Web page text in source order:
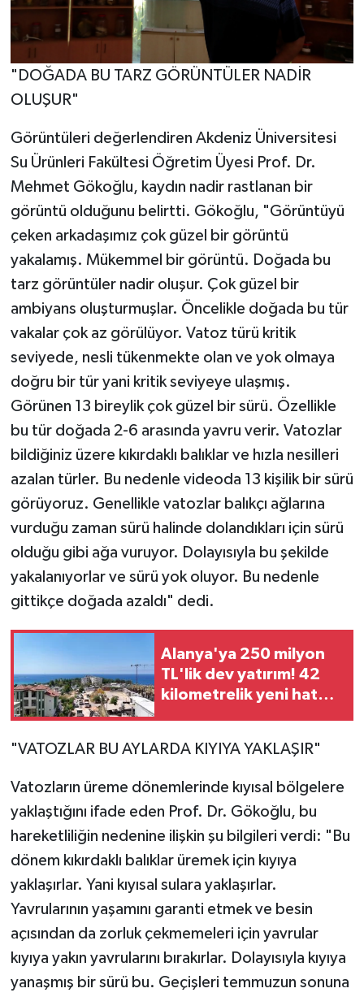
"DOĞADA BU TARZ GÖRÜNTÜLER NADİR
OLUŞUR"
Görüntüleri değerlendiren Akdeniz Üniversitesi
Su Ürünleri Fakültesi Öğretim Üyesi Prof. Dr.
Mehmet Gökoğlu, kaydın nadir rastlanan bir
görüntü olduğunu belirtti. Gökoğlu, "Görüntüyü
çeken arkadaşımız çok güzel bir görüntü
yakalamış. Mükemmel bir görüntü. Doğada bu
tarz görüntüler nadir oluşur. Çok güzel bir
ambiyans oluşturmuşlar. Öncelikle doğada bu tür
vakalar çok az görülüyor. Vatoz türü kritik
seviyede, nesli tükenmekte olan ve yok olmaya
doğru bir tür yani kritik seviyeye ulaşmış.
Görünen 13 bireylik çok güzel bir sürü. Özellikle
bu tür doğada 2-6 arasında yavru verir. Vatozlar
bildiğiniz üzere kıkırdaklı balıklar ve hızla nesilleri
azalan türler. Bu nedenle videoda 13 kişilik bir sürü
görüyoruz. Genellikle vatozlar balıkçı ağlarına
vurduğu zaman sürü halinde dolandıkları için sürü
olduğu gibi ağa vuruyor. Dolayısıyla bu şekilde
yakalanıyorlar ve sürü yok oluyor. Bu nedenle
gittikçe doğada azaldı" dedi.
Alanya'ya 250 milyon
TL'lik dev yatırım! 42
kilometrelik yeni hat
"VATOZLAR BU AYLARDA KIYIYA YAKLAŞIR"
Vatozların üreme dönemlerinde kıyısal bölgelere
yaklaştığını ifade eden Prof. Dr. Gökoğlu, bu
hareketliliğin nedenine ilişkin şu bilgileri verdi: "Bu
dönem kıkırdaklı balıklar üremek için kıyıya
yaklaşırlar. Yani kıyısal sulara yaklaşırlar.
Yavrularının yaşamını garanti etmek ve besin
açısından da zorluk çekmemeleri için yavrular
kıyıya yakın yavrularını bırakırlar. Dolayısıyla kıyıya
yanaşmış bir sürü bu. Geçişleri temmuzun sonuna